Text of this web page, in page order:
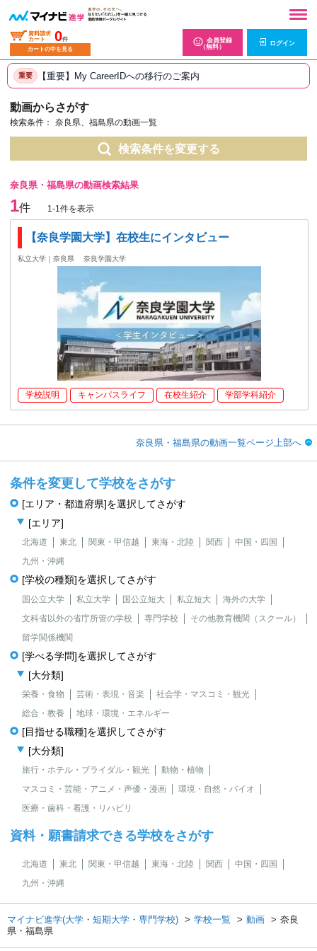
資料請求
カート
0件
カートの中を見る
会員登録
（無料）
ログイン
重要 【重要】My CareerIDへの移行のご案内
動画からさがす
検索条件： 奈良県、福島県の動画一覧
検索条件を変更する
奈良県・福島県の動画検索結果
1件 1-1件を表示
【奈良学園大学】在校生にインタビュー
私立大学｜奈良県 奈良学園大学
学校説明 キャンパスライフ 在校生紹介 学部学科紹介
奈良県・福島県の動画一覧ページ上部へ
条件を変更して学校をさがす
[エリア・都道府県]を選択してさがす
[エリア]
北海道 東北 関東・甲信越 東海・北陸 関西
中国・四国
九州・沖縄
[学校の種類]を選択してさがす
国公立大学 私立大学 国公立短大 私立短大
海外の大学
文科省以外の省庁所管の学校
専門学校
その他教育機関（スクール）
留学関係機関
[学べる学問]を選択してさがす
[大分類]
栄養・食物 芸術・表現・音楽
社会学・マスコミ・観光
総合・教養
地球・環境・エネルギー
[目指せる職種]を選択してさがす
[大分類]
旅行・ホテル・ブライダル・観光
動物・植物
マスコミ・芸能・アニメ・声優・漫画
環境・自然・バイオ
医療・歯科・看護・リハビリ
資料・願書請求できる学校をさがす
北海道 東北 関東・甲信越 東海・北陸 関西
中国・四国
九州・沖縄
マイナビ進学(大学・短期大学・専門学校) 学校一覧 動画
奈良
県・福島県